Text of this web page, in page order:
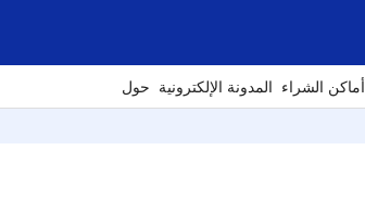
أماكن الشراء المدونة الإلكترونية حول